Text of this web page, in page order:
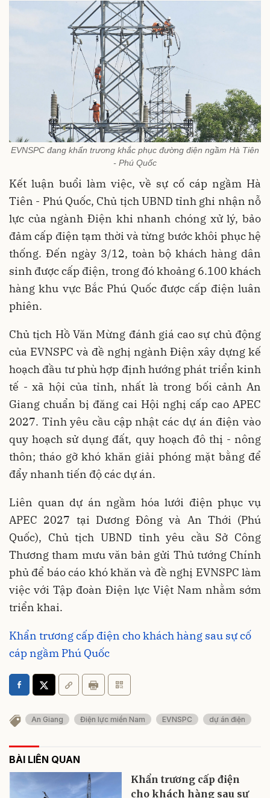
EVNSPC đang khẩn trương khắc phục đường điện ngầm Hà Tiên
- Phú Quốc
Kết luận buổi làm việc, về sự cố cáp ngầm Hà
Tiên - Phú Quốc, Chủ tịch UBND tỉnh ghi nhận nỗ
lực của ngành Điện khi nhanh chóng xử lý, bảo
đảm cấp điện tạm thời và từng bước khôi phục hệ
thống. Đến ngày 3/12, toàn bộ khách hàng dân
sinh được cấp điện, trong đó khoảng 6.100 khách
hàng khu vực Bắc Phú Quốc được cấp điện luân
phiên.
Chủ tịch Hồ Văn Mừng đánh giá cao sự chủ động
của EVNSPC và đề nghị ngành Điện xây dựng kế
hoạch đầu tư phù hợp định hướng phát triển kinh
tế - xã hội của tỉnh, nhất là trong bối cảnh An
Giang chuẩn bị đăng cai Hội nghị cấp cao APEC
2027. Tỉnh yêu cầu cập nhật các dự án điện vào
quy hoạch sử dụng đất, quy hoạch đô thị - nông
thôn; tháo gỡ khó khăn giải phóng mặt bằng để
đẩy nhanh tiến độ các dự án.
Liên quan dự án ngầm hóa lưới điện phục vụ
APEC 2027 tại Dương Đông và An Thới (Phú
Quốc), Chủ tịch UBND tỉnh yêu cầu Sở Công
Thương tham mưu văn bản gửi Thủ tướng Chính
phủ để báo cáo khó khăn và đề nghị EVNSPC làm
việc với Tập đoàn Điện lực Việt Nam nhằm sớm
triển khai.
Khẩn trương cấp điện cho khách hàng sau sự cố
cáp ngầm Phú Quốc
An Giang Điện lực miền Nam EVNSPC dự án điện
BÀI LIÊN QUAN
Khẩn trương cấp điện
cho khách hàng sau sự